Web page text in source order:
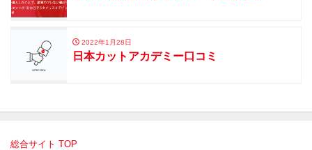
2022年1月28日
日本カットアカデミー口コミ
総合サイト TOP